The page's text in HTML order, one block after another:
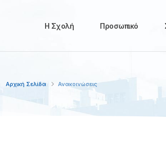
Η Σχολή Προσωπικό
Αρχική Σελίδα Ανακοινώσεις